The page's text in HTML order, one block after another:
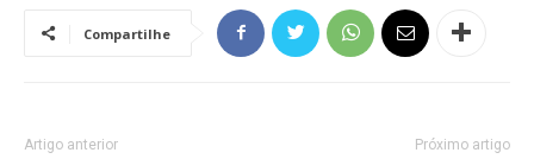
Compartilhe
Artigo anterior Próximo artigo